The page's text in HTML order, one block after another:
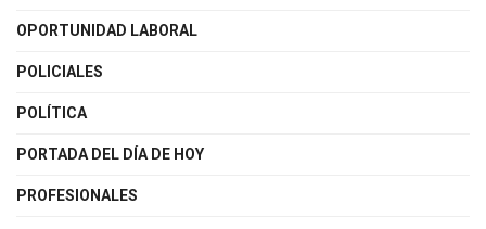
OPORTUNIDAD LABORAL
POLICIALES
POLÍTICA
PORTADA DEL DÍA DE HOY
PROFESIONALES